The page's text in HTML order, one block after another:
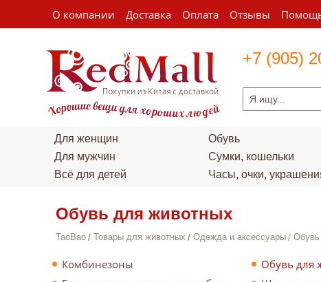
О компании Доставка Оплата Отзывы
+7 (905)
Для женщин
Для мужчин
Всё для детей
Обувь
Сумки, кошельки
Часы, очки,
Обувь для животных
TaoBao Товары для животных Одежда и аксессуары
Комбинезоны Обувь для